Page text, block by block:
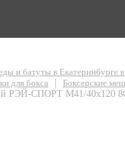
и батуты в Екатеринбурге
для бокса
Боксерские
РЭЙ-СПОРТ М41/40х120